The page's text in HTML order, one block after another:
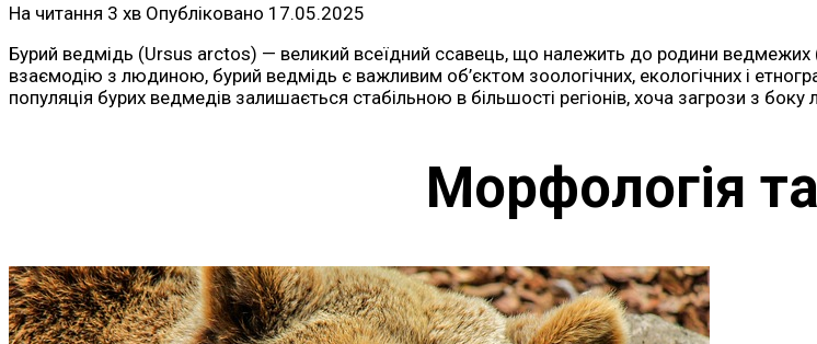
На читання 3 хв Опубліковано 17.05.2025
Бурий ведмідь (Ursus arctos) — великий всеїдний ссавець, що належить до родини ведмежих
взаємодію з людиною, бурий ведмідь є важливим об’єктом зоологічних, екологічних і
популяція бурих ведмедів залишається стабільною в більшості регіонів, хоча загрози з
Морфологія